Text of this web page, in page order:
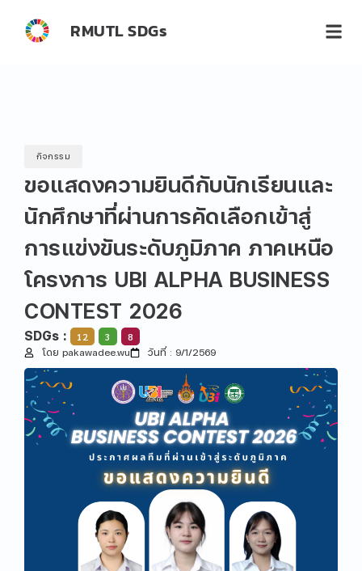
RMUTL SDGs
กิจกรรม
ขอแสดงความยินดีกับนักเรียนและ
นักศึกษาที่ผ่านการคัดเลือกเข้าสู่
การแข่งขันระดับภูมิภาค ภาคเหนือ
โครงการ UBI ALPHA BUSINESS
CONTEST 2026
SDGs : 12 3 8
โดย pakawadee.wu วันที่ : 9/1/2569